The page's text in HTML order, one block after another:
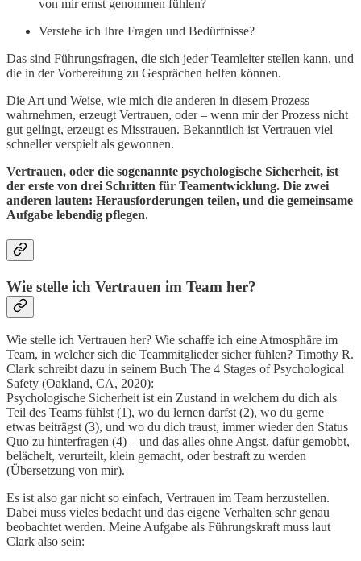
von mir ernst genommen fühlen?
Verstehe ich Ihre Fragen und Bedürfnisse?
Das sind Führungsfragen, die sich jeder Teamleiter stellen kann, und
die in der Vorbereitung zu Gesprächen helfen können.
Die Art und Weise, wie mich die anderen in diesem Prozess
wahrnehmen, erzeugt Vertrauen, oder – wenn mir der Prozess nicht
gut gelingt, erzeugt es Misstrauen. Bekanntlich ist Vertrauen viel
schneller verspielt als gewonnen.
Vertrauen, oder die sogenannte psychologische Sicherheit, ist
der erste von drei Schritten für Teamentwicklung. Die zwei
anderen lauten: Herausforderungen teilen, und die gemeinsame
Aufgabe lebendig pflegen.
Wie stelle ich Vertrauen im Team her?
Wie stelle ich Vertrauen her? Wie schaffe ich eine Atmosphäre im
Team, in welcher sich die Teammitglieder sicher fühlen? Timothy R.
Clark schreibt dazu in seinem Buch The 4 Stages of Psychological
Safety (Oakland, CA, 2020):
Psychologische Sicherheit ist ein Zustand in welchem du dich als
Teil des Teams fühlst (1), wo du lernen darfst (2), wo du gerne
etwas beiträgst (3), und wo du dich traust, immer wieder den Status
Quo zu hinterfragen (4) – und das alles ohne Angst, dafür gemobbt,
belächelt, verurteilt, klein gemacht, oder bestraft zu werden
(Übersetzung von mir).
Es ist also gar nicht so einfach, Vertrauen im Team herzustellen.
Dabei muss vieles bedacht und das eigene Verhalten sehr genau
beobachtet werden. Meine Aufgabe als Führungskraft muss laut
Clark also sein: